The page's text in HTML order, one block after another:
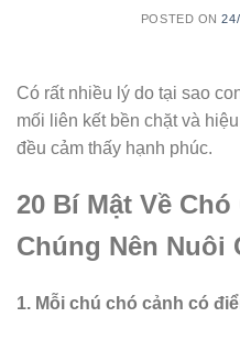
POSTED ON
Có rất nhiều lý do tại sao
mối liên kết bền chặt và
đều cảm thấy hạnh phúc.
20 Bí Mật Về
Chúng Nên Nuôi
1. Mỗi chú chó cảnh có